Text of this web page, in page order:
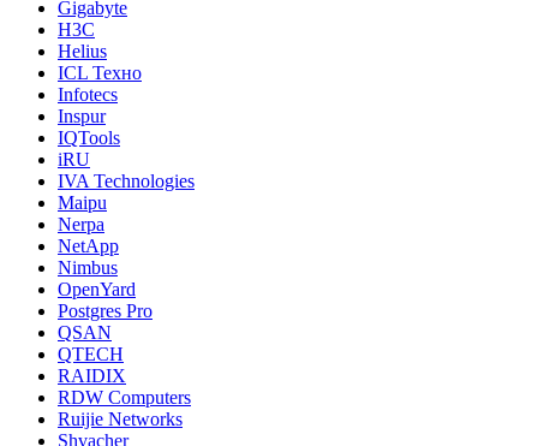
Gigabyte
H3C
Helius
ICL Техно
Infotecs
Inspur
IQTools
iRU
IVA Technologies
Maipu
Nerpa
NetApp
Nimbus
OpenYard
Postgres Pro
QSAN
QTECH
RAIDIX
RDW Computers
Ruijie Networks
Shvacher